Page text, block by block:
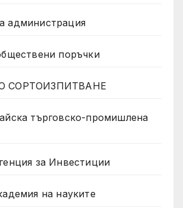
администрация
поръчки
СОРТОИЗПИТВАНЕ
търговско-промишлена
за Инвестиции
на науките